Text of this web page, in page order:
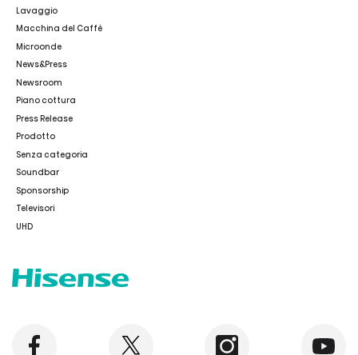
Lavaggio
Macchina del Caffè
Microonde
News&Press
Newsroom
Piano cottura
Press Release
Prodotto
Senza categoria
Soundbar
Sponsorship
Televisori
UHD